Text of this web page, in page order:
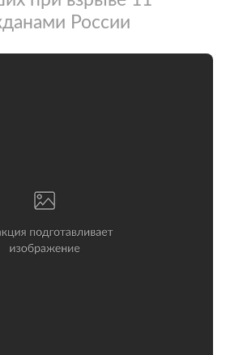
России